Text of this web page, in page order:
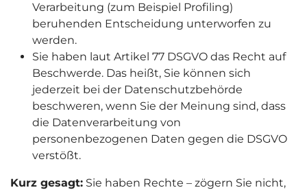
Verarbeitung (zum Beispiel Profiling)
beruhenden Entscheidung unterworfen zu
werden.
Sie haben laut Artikel 77 DSGVO das Recht auf
Beschwerde. Das heißt, Sie können sich
jederzeit bei der Datenschutzbehörde
beschweren, wenn Sie der Meinung sind, dass
die Datenverarbeitung von
personenbezogenen Daten gegen die DSGVO
verstößt.
Kurz gesagt: Sie haben Rechte – zögern Sie nicht,